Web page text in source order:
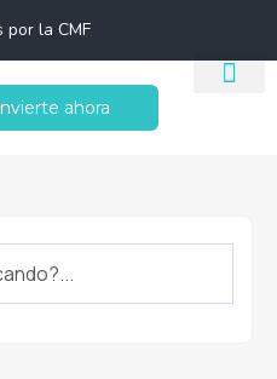
por la CMF
ahora